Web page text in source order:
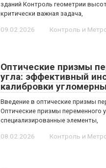
зданий Контроль геометрии
критически важная задача,
09.02.2026 Контроль и
Оптические призмы
угла: эффективный
калибровки
Введение в оптические призмы
Оптические призмы переменного
специализированные элементы,
08.02.2026 Контроль и